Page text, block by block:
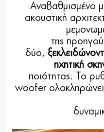
Αναβαθμισμένο
ακουστική
της
δύο,
ηχητική
ποιότητας. Το
woofer ολοκληρώνει